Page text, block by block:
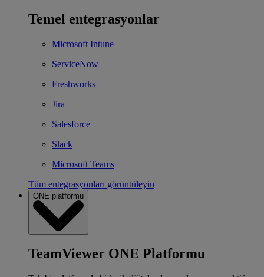
Temel entegrasyonlar
Microsoft Intune
ServiceNow
Freshworks
Jira
Salesforce
Slack
Microsoft Teams
Tüm entegrasyonları görüntüleyin
ONE platformu
TeamViewer ONE Platformu